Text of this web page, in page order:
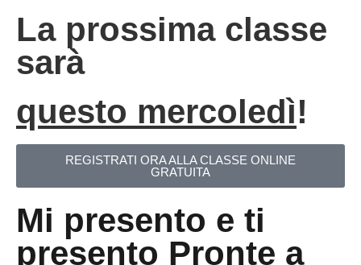
La prossima classe
sarà
questo mercoledì!
REGISTRATI ORA ALLA CLASSE ONLINE
GRATUITA
Mi presento e ti
presento Pronte a